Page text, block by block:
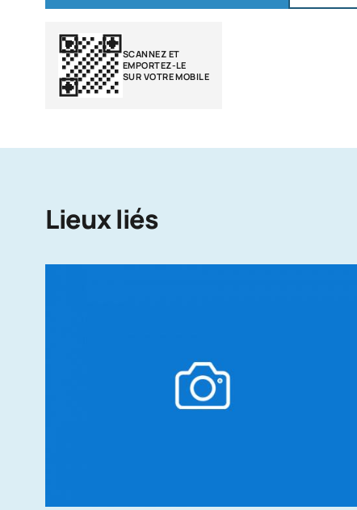
SCANNEZ ET
EMPORTEZ-LE
SUR VOTRE MOBILE
Lieux liés